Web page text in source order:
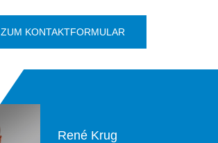
ZUM KONTAKTFORMULAR
René Krug